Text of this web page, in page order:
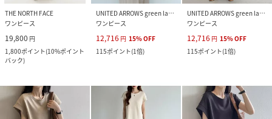
THE NORTH FACE
ワンピース
19,800 円
1,800ポイント(10%ポイント
バック)
UNITED ARROWS green label relaxing
ワンピース
12,716 円 15%OFF
115ポイント(1倍)
UNITED ARROWS green label relaxing
ワンピース
12,716 円 15%OFF
115ポイント(1倍)